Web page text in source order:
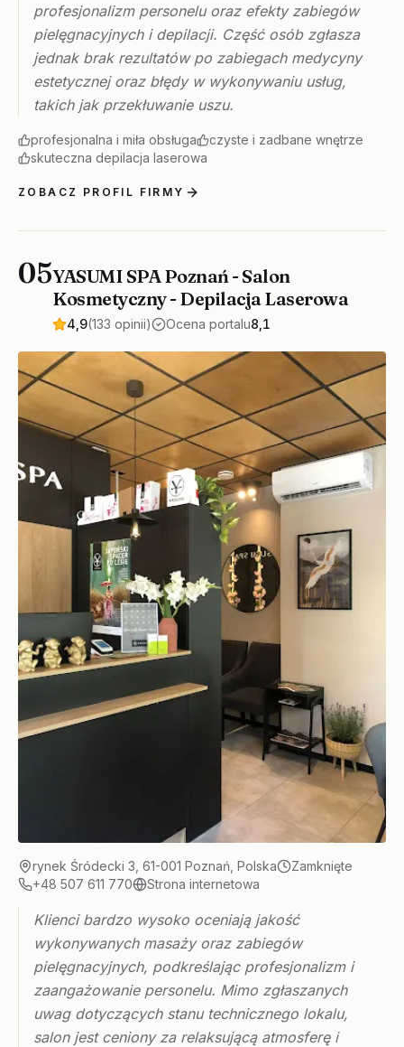
profesjonalizm personelu oraz efekty zabiegów
pielęgnacyjnych i depilacji. Część osób zgłasza
jednak brak rezultatów po zabiegach medycyny
estetycznej oraz błędy w wykonywaniu usług,
takich jak przekłuwanie uszu.
profesjonalna i miła obsługa
czyste i zadbane wnętrze
skuteczna depilacja laserowa
ZOBACZ PROFIL FIRMY
05YASUMI SPA Poznań - Salon
Kosmetyczny - Depilacja Laserowa
4,9(133 opinii) Ocena portalu8,1
rynek Śródecki 3, 61-001 Poznań, Polska
Zamknięte
+48 507 611 770
Strona internetowa
Klienci bardzo wysoko oceniają jakość
wykonywanych masaży oraz zabiegów
pielęgnacyjnych, podkreślając profesjonalizm i
zaangażowanie personelu. Mimo zgłaszanych
uwag dotyczących stanu technicznego lokalu,
salon jest ceniony za relaksującą atmosferę i